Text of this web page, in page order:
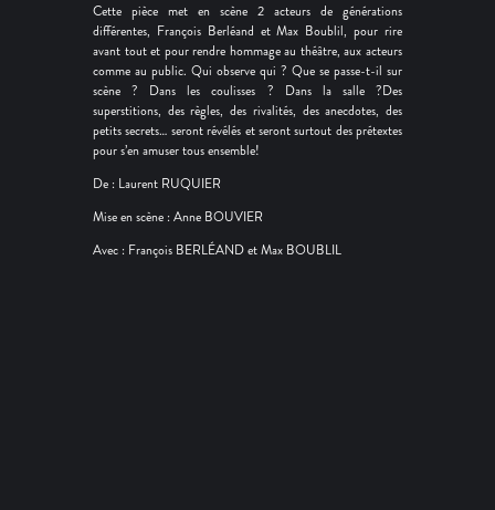
Cette pièce met en scène 2 acteurs de générations
différentes, François Berléand et Max Boublil, pour rire
avant tout et pour rendre hommage au théâtre, aux acteurs
comme au public. Qui observe qui ? Que se passe-t-il sur
scène ? Dans les coulisses ? Dans la salle ?Des
superstitions, des règles, des rivalités, des anecdotes, des
petits secrets… seront révélés et seront surtout des prétextes
pour s’en amuser tous ensemble!
De : Laurent RUQUIER
Mise en scène : Anne BOUVIER
Avec : François BERLÉAND et Max BOUBLIL